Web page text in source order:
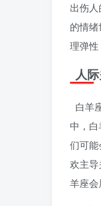
出伤
的情
理弹性
人
白羊
中，
们可
欢主
羊座会